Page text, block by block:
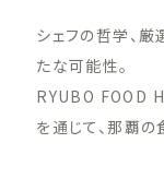
シェフの哲学、
たな可能性。
RYUBO FOOD
を通じて、那覇の